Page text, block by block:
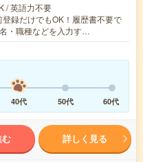
/ 英語力不要
録だけでもOK！履歴書不要で
・職種などを入力す…
40代 50代 60代
む 詳しく見る